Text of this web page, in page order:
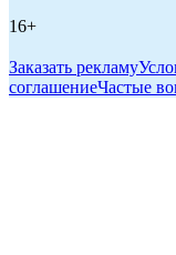
16+
Заказать рекламу
соглашениеЧастые